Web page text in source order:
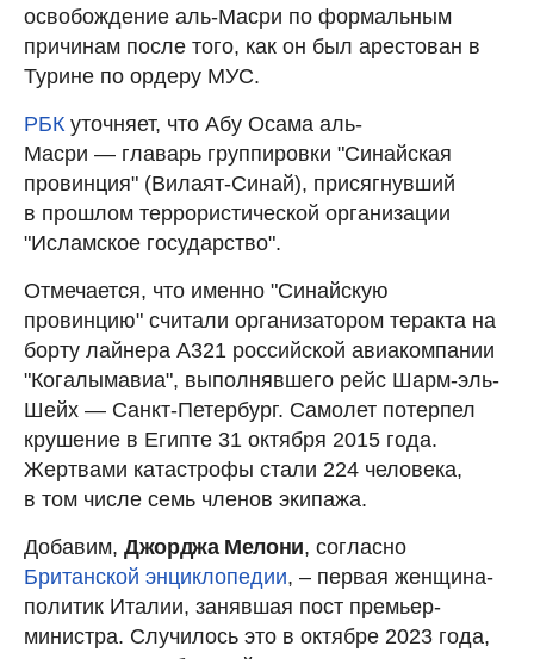
освобождение аль-Масри по формальным
причинам после того, как он был арестован в
Турине по ордеру МУС.
РБК уточняет, что Абу Осама аль-
Масри — главарь группировки "Синайская
провинция" (Вилаят-Синай), присягнувший
в прошлом террористической организации
"Исламское государство".
Отмечается, что именно "Синайскую
провинцию" считали организатором теракта на
борту лайнера A321 российской авиакомпании
"Когалымавиа", выполнявшего рейс Шарм-эль-
Шейх — Санкт-Петербург. Самолет потерпел
крушение в Египте 31 октября 2015 года.
Жертвами катастрофы стали 224 человека,
в том числе семь членов экипажа.
Добавим, Джорджа Мелони, согласно
Британской энциклопедии, – первая женщина-
политик Италии, занявшая пост премьер-
министра. Случилось это в октябре 2023 года,